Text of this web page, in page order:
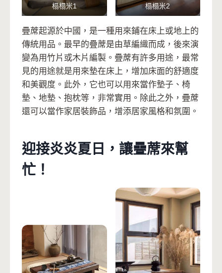
榻榻米1 榻榻米2
疊蓆起源於中國，是一種用來鋪在床上或地上的
傳統用品。最早的疊蓆是由草編織而成，後來演
變為用竹片或木片編製。疊蓆有許多用途，最常
見的用途就是用來墊在床上，增加床面的舒適度
和美觀度。此外，它也可以用來當作墊子、椅
墊、地墊、抱枕等，非常實用。除此之外，疊蓆
還可以當作家居裝飾品，增添居家風格和氛圍。
迎接炎炎夏日，讓疊蓆來幫
忙！